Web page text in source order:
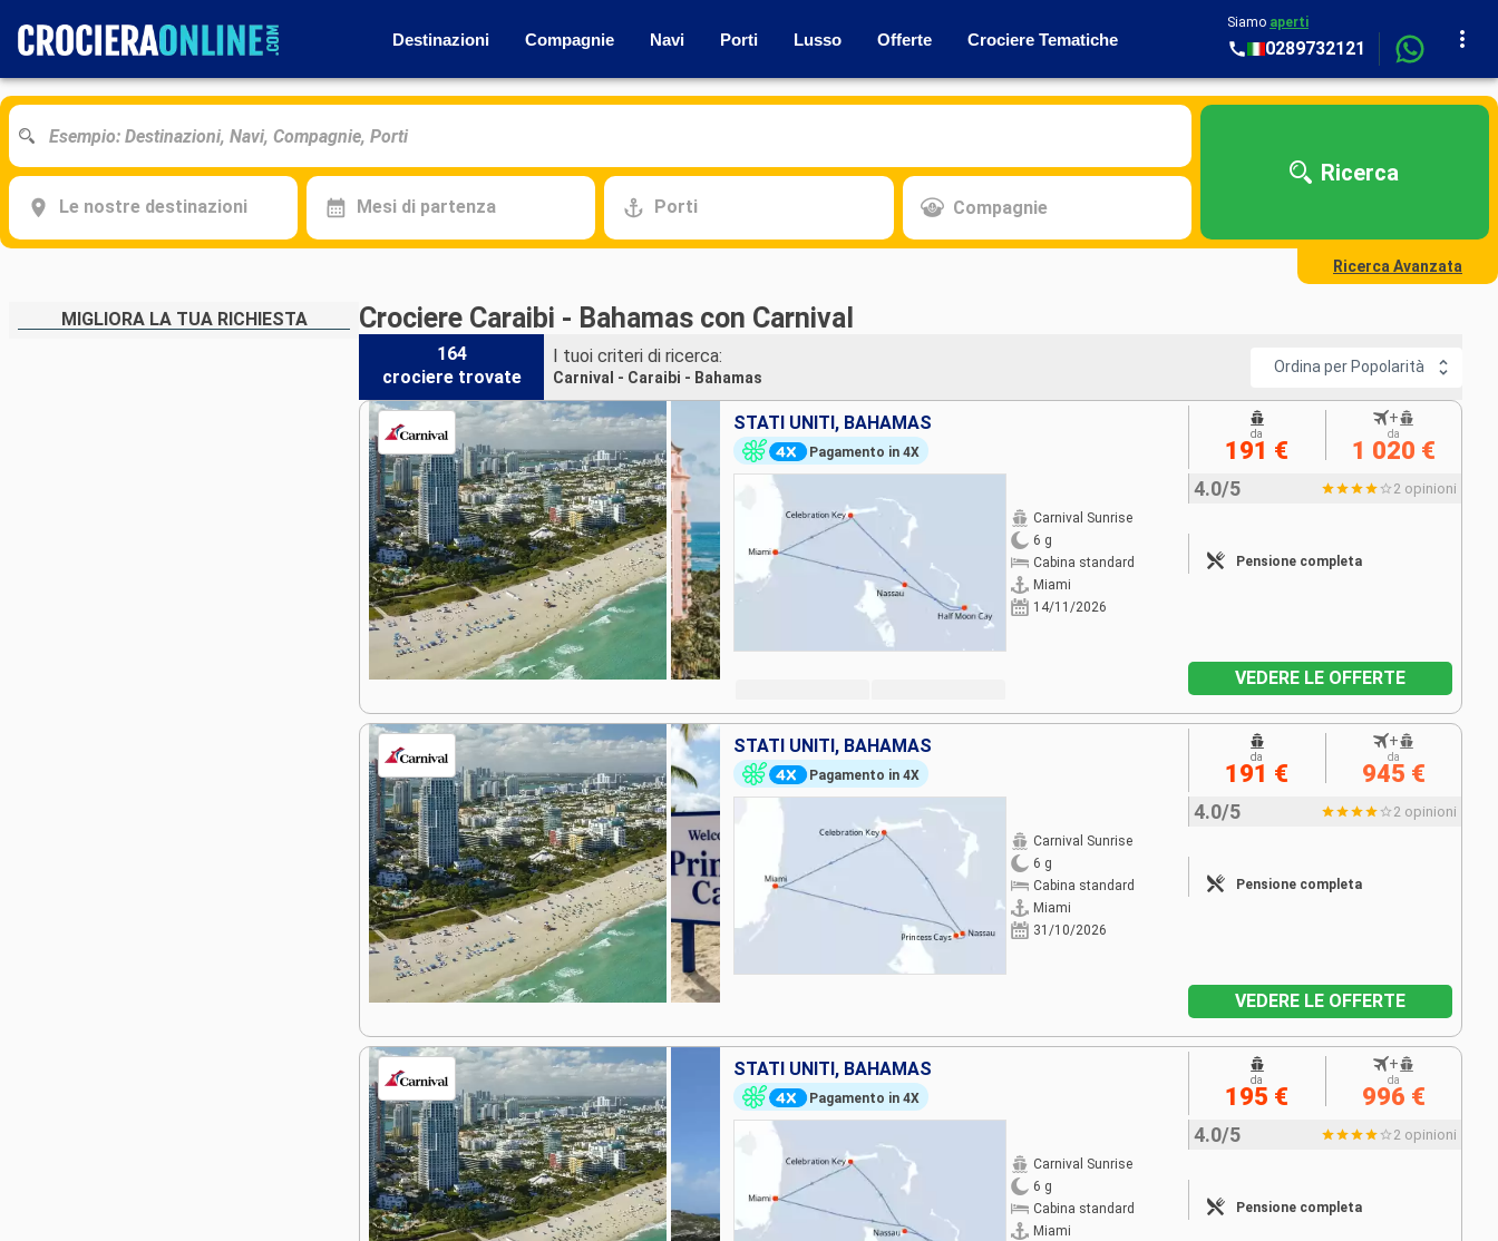
Destinazioni Compagnie Navi Porti Lusso Offerte Crociere Tematiche
Siamo aperti
0289732121
Le nostre destinazioni Mesi di partenza Porti Compagnie
Ricerca
Ricerca Avanzata
MIGLIORA LA TUA RICHIESTA Crociere Caraibi - Bahamas con Carnival
164
crociere trovate
I tuoi criteri di ricerca:
Carnival - Caraibi - Bahamas
Ordina per Popolarità
STATI UNITI, BAHAMAS
Pagamento in 4X
Carnival Sunrise
6 g
Cabina standard
Miami
14/11/2026
4.0/5 2 opinioni
Pensione completa
da
191 €
+
da
1 020 €
VEDERE LE OFFERTE
STATI UNITI, BAHAMAS
Pagamento in 4X
Carnival Sunrise
6 g
Cabina standard
Miami
31/10/2026
4.0/5 2 opinioni
Pensione completa
da
191 €
+
da
945 €
VEDERE LE OFFERTE
STATI UNITI, BAHAMAS
Pagamento in 4X
Carnival Sunrise
6 g
Cabina standard
Miami
4.0/5 2 opinioni
Pensione completa
da
195 €
+
da
996 €